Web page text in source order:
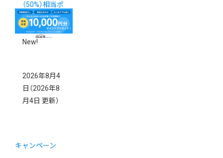
（50%）相当ポ
イント還元」
キャンペーン
New!
2026年8月4
日 （2026年8
月4日 更新）
キャンペーン